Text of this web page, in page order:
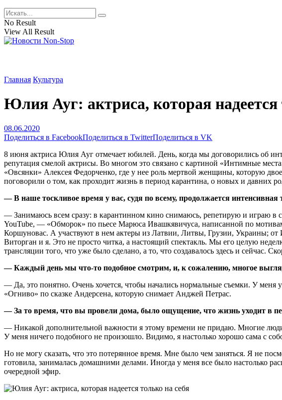
No Result
View All Result
Главная Культура
Юлия Ауг: актриса, которая надеется
08.06.2020
Поделиться в FacebookПоделиться в TwitterПоделиться в VK
8 июня актриса Юлия Ауг отмечает юбилей. День, когда мы договорились об
репутация смелой актрисы. Во многом это связано с картиной «Интимные
«Овсянки» Алексея Федорченко, где у нее роль мертвой женщины, которую
поговорили о том, как проходит жизнь в период карантина, о новых и давних
— В наше тоскливое время у вас, судя по всему, продолжается
— Занимаюсь всем сразу: в карантинном кино снимаюсь, репетирую и играю в
YouTube, — «Обморок» по пьесе Марюса Ивашкявичуса, написанной по
Коршуновас. А участвуют в нем актеры из Латвии, Литвы, Грузии, Украины;
Виторган и я. Это не просто читка, а настоящий спектакль. Мы его целую
трансляции того, что уже было сделано, а то, что создавалось здесь и сейчас.
— Каждый день мы что-то подобное смотрим, и, к сожалению, многое
— Да, это понятно. Очень хочется, чтобы начались нормальные съемки. У
«Огниво» по сказке Андерсена, которую снимает Анджей Петрас.
— За то время, что вы провели дома, было ощущение, что жизнь уходит в
— Никакой дополнительной важности я этому времени не придаю. Многие
У меня ничего подобного не произошло. Видимо, я настолько хорошо сама с
Но не могу сказать, что это потерянное время. Мне было чем заняться. Я не
готовила, занималась домашними делами. Иногда у меня все было настолько
очередной эфир.